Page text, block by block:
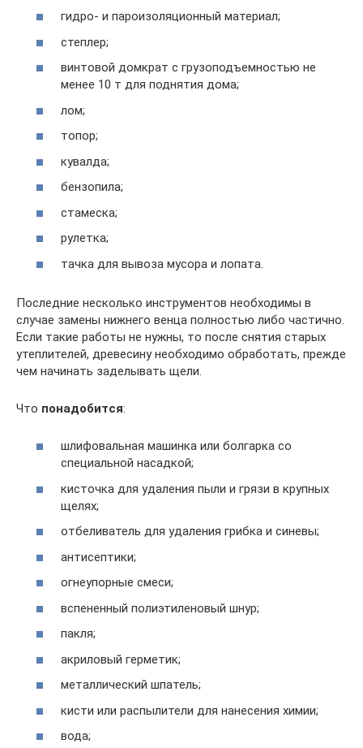
гидро- и пароизоляционный материал;
степлер;
винтовой домкрат с грузоподъемностью не
менее 10 т для поднятия дома;
лом;
топор;
кувалда;
бензопила;
стамеска;
рулетка;
тачка для вывоза мусора и лопата.
Последние несколько инструментов необходимы в
случае замены нижнего венца полностью либо частично.
Если такие работы не нужны, то после снятия старых
утеплителей, древесину необходимо обработать, прежде
чем начинать заделывать щели.
Что понадобится:
шлифовальная машинка или болгарка со
специальной насадкой;
кисточка для удаления пыли и грязи в крупных
щелях;
отбеливатель для удаления грибка и синевы;
антисептики;
огнеупорные смеси;
вспененный полиэтиленовый шнур;
пакля;
акриловый герметик;
металлический шпатель;
кисти или распылители для нанесения химии;
вода;